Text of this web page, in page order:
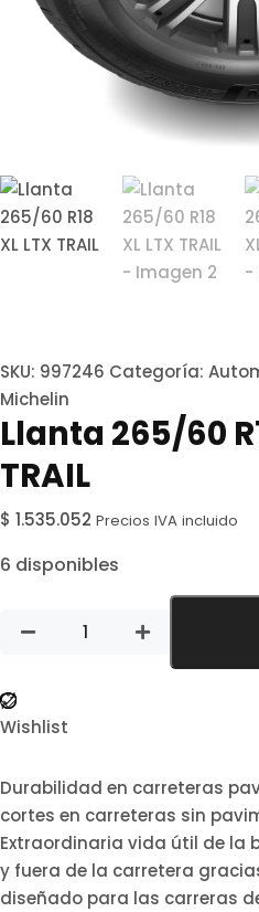
SKU: 997246 Categoría:
Michelin
Llanta 265/60
TRAIL
$ 1.535.052 Precios IVA incluido
6 disponibles
Wishlist
Durabilidad en carreteras
cortes en carreteras sin
Extraordinaria vida útil de la
y fuera de la carretera
diseñado para las carreras